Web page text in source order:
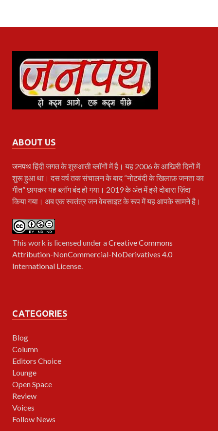
ABOUT US
जनपथहिंदी जगत के शुरुआती ब्लॉगों में है। यह 2006 के आखिरी दिनों में
शुरू हुआ था। दस वर्ष तक संचालन के बाद “नोटबंदी के खिलाफ़ जनता का
गीत” छापकर यह ब्लॉग बंद हो गया। 2019 के अंत में इसे दोबारा ज़िंदा
किया गया। अब एक स्वतंत्र जन वेबसाइट के रूप में यह आपके सामने है।
This work is licensed under aCreative Commons
Attribution-NonCommercial-NoDerivatives 4.0
International License.
CATEGORIES
Blog
Column
Editors Choice
Lounge
Open Space
Review
Voices
Follow News